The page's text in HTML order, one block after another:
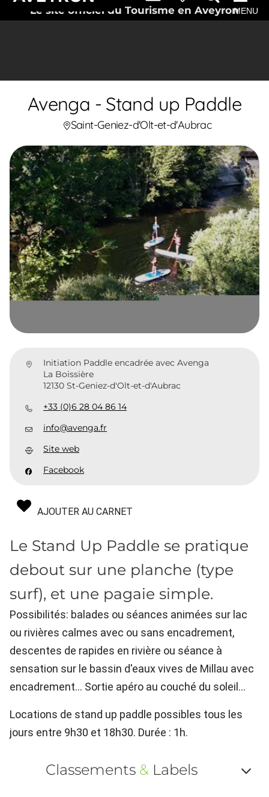
Le site officiel du Tourisme en AveyronMENU
Avenga - Stand up Paddle
Saint-Geniez-d'Olt-et-d'Aubrac
Initiation Paddle encadrée avec Avenga
La Boissière
12130 St-Geniez-d'Olt-et-d'Aubrac
+33 (0)6 28 04 86 14
info@avenga.fr
Site web
Facebook
AJOUTER AU CARNET
Le Stand Up Paddle se pratique
debout sur une planche (type
surf), et une pagaie simple.
Possibilités: balades ou séances animées sur lac
ou rivières calmes avec ou sans encadrement,
descentes de rapides en rivière ou séance à
sensation sur le bassin d'eaux vives de Millau avec
encadrement... Sortie apéro au couché du soleil...
Locations de stand up paddle possibles tous les
jours entre 9h30 et 18h30. Durée : 1h.
Classements & Labels